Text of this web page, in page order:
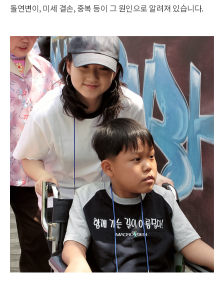
돌연변이, 미세 결손, 중복 등이 그 원인으로 알려져 있습니다.